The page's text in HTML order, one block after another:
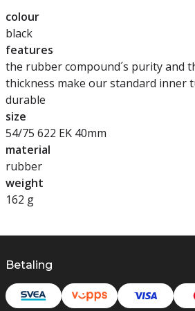
colour
black
features
the rubber compound´s purity and
thickness make our standard inner
durable
size
54/75 622 EK 40mm
material
rubber
weight
162 g
Betaling